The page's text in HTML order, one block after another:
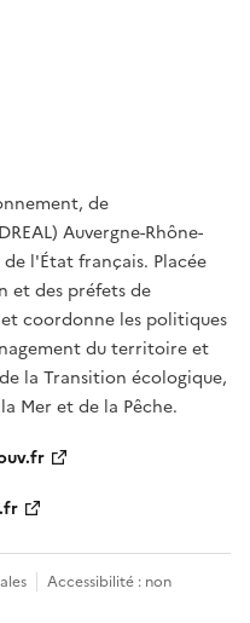
de
Auvergne-Rhône-
l'État français. Placée
et des préfets de
coordonne les politiques
du territoire et
la Transition écologique,
Mer et de la Pêche.
Accessibilité : non